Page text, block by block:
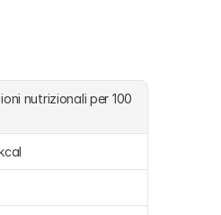
nutrizionali per 100